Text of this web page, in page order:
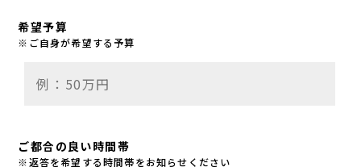
希望予算
※ご自身が希望する予算
ご都合の良い時間帯
※返答を希望する時間帯をお知らせください